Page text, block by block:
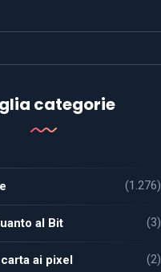
categorie
(1.276)
al Bit (3)
carta ai pixel (2)